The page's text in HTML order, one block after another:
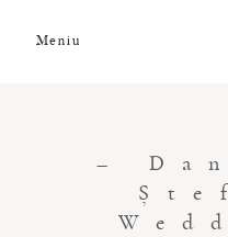
Meniu
–